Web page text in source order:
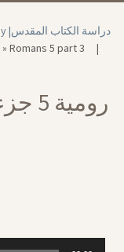
Bible Study |‏ دراسة الكتاب المقدس
» Romans 5 part 3 |